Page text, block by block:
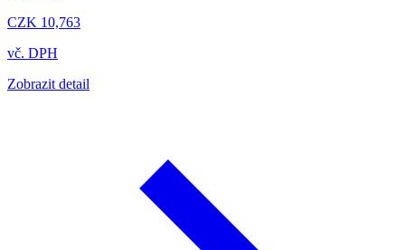
CZK 10,763
vč. DPH
Zobrazit detail